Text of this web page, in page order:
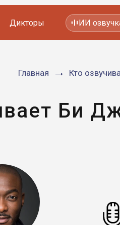
Мультфильмов
Дикторы ИИ
Главная Кто
Би